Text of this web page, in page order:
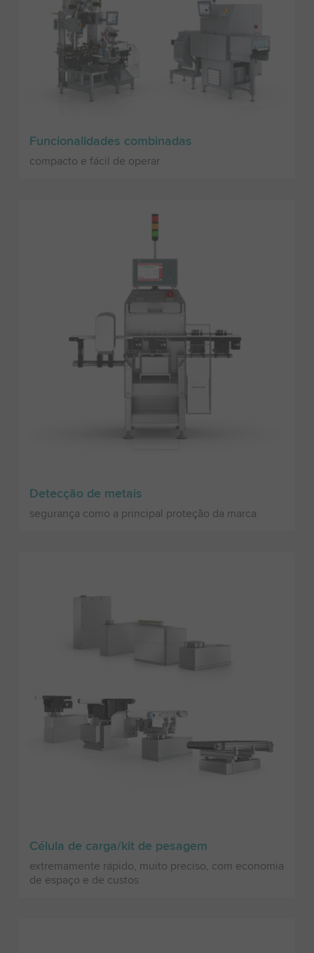
Funcionalidades combinadas
compacto e fácil de operar
Detecção de metais
segurança como a principal proteção da marca
Célula de carga/kit de pesagem
extremamente rápido, muito preciso, com economia
de espaço e de custos